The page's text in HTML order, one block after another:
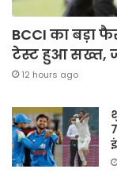
BCCI का बड़ा
टेस्ट हुआ सख्त,
12 hours ago